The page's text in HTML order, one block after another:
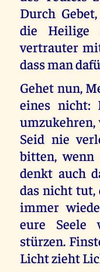
Durch
die Heilige
vertrauter
dass man
Gehet nun,
eines nicht:
Seid nie
bitten,
denkt auch
das nicht tut,
immer
eure
stürzen.
Licht zieht